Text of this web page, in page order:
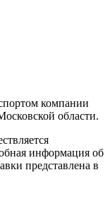
компании
области.
информация об
представлена в